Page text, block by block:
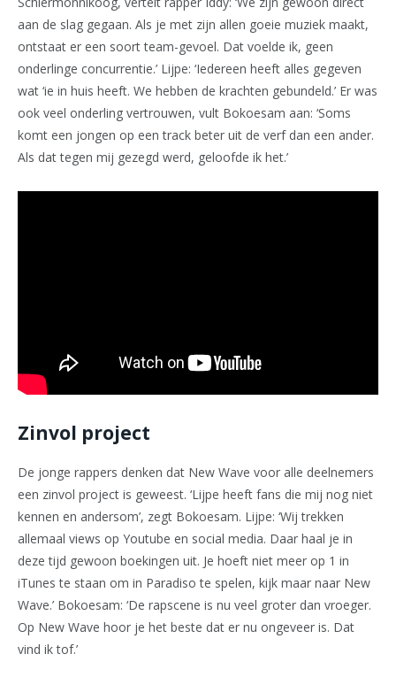
aan de slag gegaan. Als je met zijn allen goeie muziek maakt,
ontstaat er een soort team-gevoel. Dat voelde ik, geen
onderlinge concurrentie.’ Lijpe: ‘Iedereen heeft alles gegeven
wat ‘ie in huis heeft. We hebben de krachten gebundeld.’ Er was
ook veel onderling vertrouwen, vult Bokoesam aan: ‘Soms
komt een jongen op een track beter uit de verf dan een ander.
Als dat tegen mij gezegd werd, geloofde ik het.’
Zinvol project
De jonge rappers denken dat New Wave voor alle deelnemers
een zinvol project is geweest. ‘Lijpe heeft fans die mij nog niet
kennen en andersom’, zegt Bokoesam. Lijpe: ‘Wij trekken
allemaal views op Youtube en social media. Daar haal je in
deze tijd gewoon boekingen uit. Je hoeft niet meer op 1 in
iTunes te staan om in Paradiso te spelen, kijk maar naar New
Wave.’ Bokoesam: ‘De rapscene is nu veel groter dan vroeger.
Op New Wave hoor je het beste dat er nu ongeveer is. Dat
vind ik tof.’